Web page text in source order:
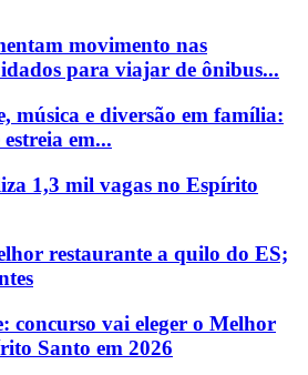
movimento nas
para viajar de ônibus...
música e diversão em família:
em...
1,3 mil vagas no Espírito
restaurante a quilo do ES;
concurso vai eleger o Melhor
Santo em 2026